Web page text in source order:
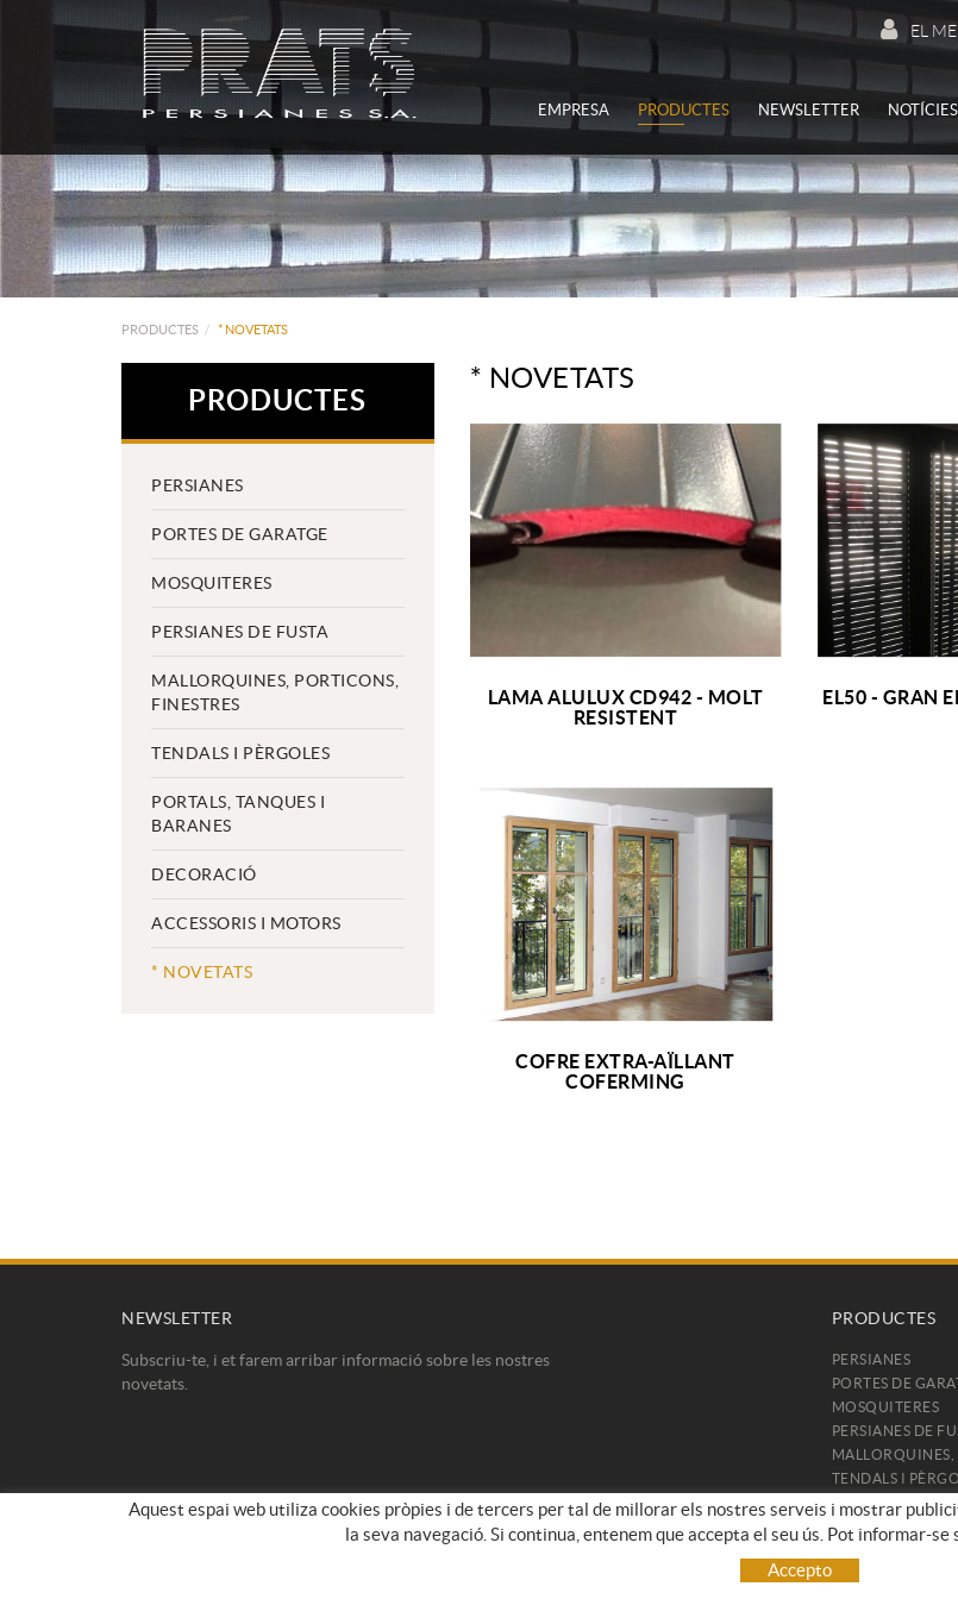
EL
EMPRESA PRODUCTES NEWSLETTER NOTÍCIES
PRODUCTES * NOVETATS
PRODUCTES
PERSIANES
PORTES DE GARATGE
MOSQUITERES
PERSIANES DE FUSTA
MALLORQUINES, PORTICONS,
FINESTRES
TENDALS I PÈRGOLES
PORTALS, TANQUES I
BARANES
DECORACIÓ
ACCESSORIS I MOTORS
* NOVETATS
* NOVETATS
+ INFO
LAMA ALULUX CD942 - MOLT
RESISTENT
+
EL50 - GRAN
+ INFO
COFRE EXTRA-AÏLLANT
COFERMING
NEWSLETTER
Subscriu-te, i et farem arribar informació sobre les nostres
novetats.
PRODUCTES
PERSIANES
PORTES DE
MOSQUITERES
PERSIANES DE
MALLORQUINES,
TENDALS I
PORTALS,
DECORACIÓ
* NOVETATS
Aquest espai web utiliza cookies pròpies i de tercers per tal de millorar els nostres serveis i mostrar
la seva navegació. Si continua, entenem que accepta el seu ús. Pot informar-
Accepto